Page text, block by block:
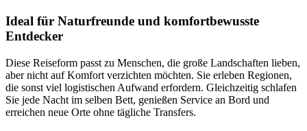
Ideal für Naturfreunde und komfortbewusste
Entdecker
Diese Reiseform passt zu Menschen, die große Landschaften lieben,
aber nicht auf Komfort verzichten möchten. Sie erleben Regionen,
die sonst viel logistischen Aufwand erfordern. Gleichzeitig schlafen
Sie jede Nacht im selben Bett, genießen Service an Bord und
erreichen neue Orte ohne tägliche Transfers.